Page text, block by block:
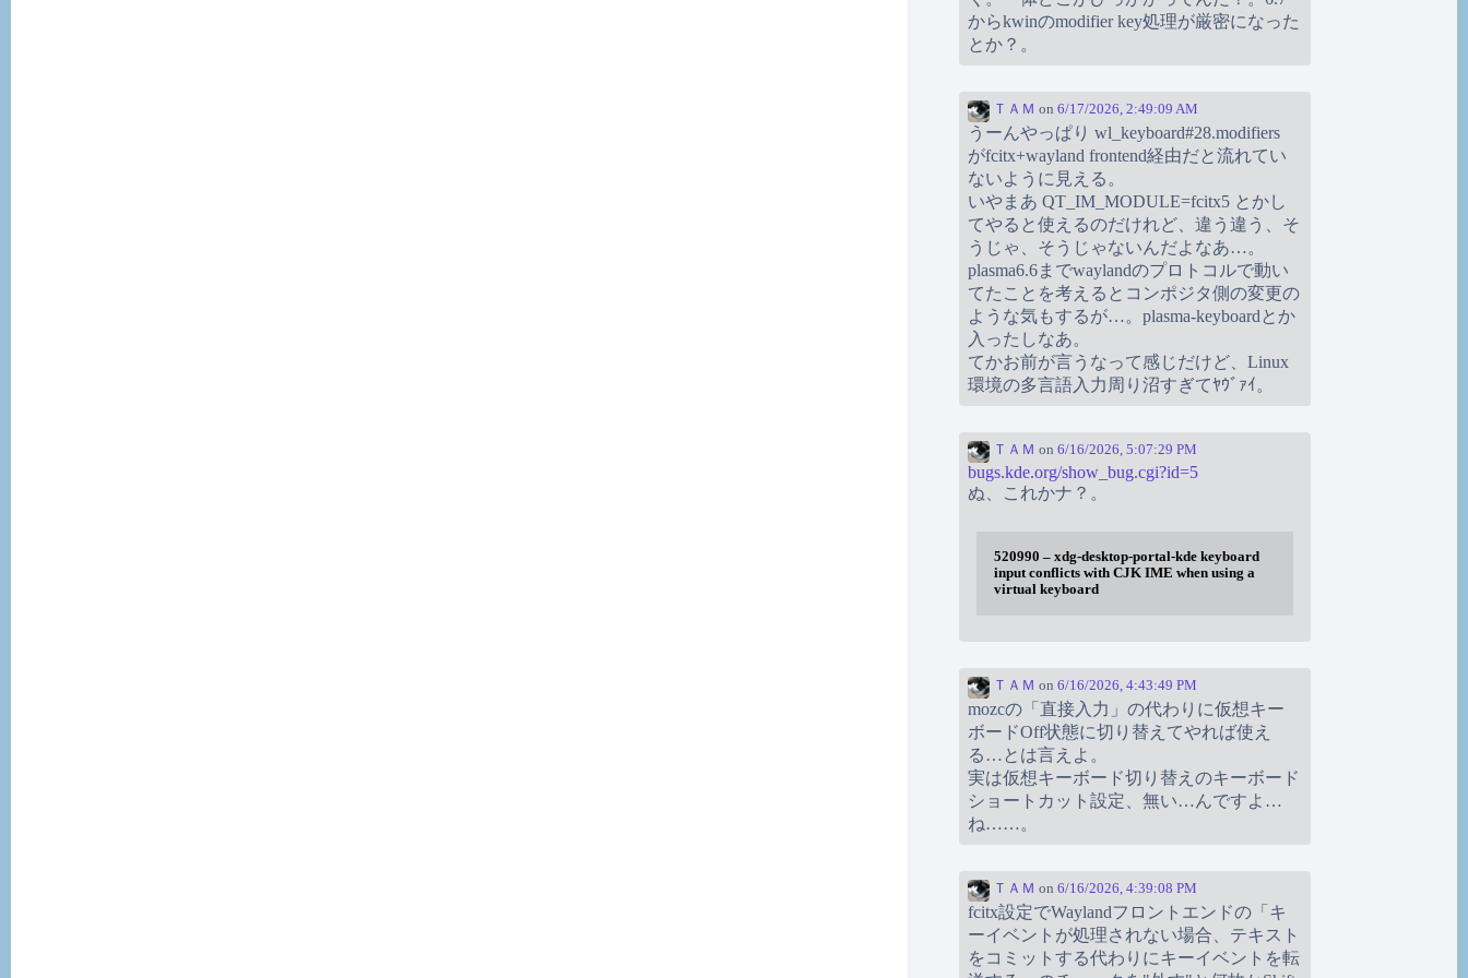
からkwinのmodifier key処理が厳密になった
とか？。
ＴＡＭ on6/17/2026, 2:49:09 AM
うーんやっぱり wl_keyboard#28.modifiers
がfcitx+wayland frontend経由だと流れてい
ないように見える。
いやまあ QT_IM_MODULE=fcitx5 とかし
てやると使えるのだけれど、違う違う、そ
うじゃ、そうじゃないんだよなあ…。
plasma6.6までwaylandのプロトコルで動い
てたことを考えるとコンポジタ側の変更の
ような気もするが…。plasma-keyboardとか
入ったしなあ。
てかお前が言うなって感じだけど、Linux
環境の多言語入力周り沼すぎてﾔｳﾞｧｲ。
ＴＡＭ on6/16/2026, 5:07:29 PM
bugs.kde.org/show_bug.cgi?id=5
ぬ、これかナ？。
520990 – xdg-desktop-portal-kde keyboard
input conflicts with CJK IME when using a
virtual keyboard
ＴＡＭ on6/16/2026, 4:43:49 PM
mozcの「直接入力」の代わりに仮想キー
ボードOff状態に切り替えてやれば使え
る…とは言えよ。
実は仮想キーボード切り替えのキーボード
ショートカット設定、無い…んですよ…
ね……。
ＴＡＭ on6/16/2026, 4:39:08 PM
fcitx設定でWaylandフロントエンドの「キ
ーイベントが処理されない場合、テキスト
をコミットする代わりにキーイベントを転